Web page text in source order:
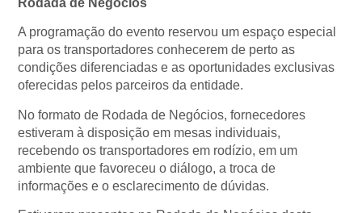
Rodada de Negócios
A programação do evento reservou um espaço especial
para os transportadores conhecerem de perto as
condições diferenciadas e as oportunidades exclusivas
oferecidas pelos parceiros da entidade.
No formato de Rodada de Negócios, fornecedores
estiveram à disposição em mesas individuais,
recebendo os transportadores em rodízio, em um
ambiente que favoreceu o diálogo, a troca de
informações e o esclarecimento de dúvidas.